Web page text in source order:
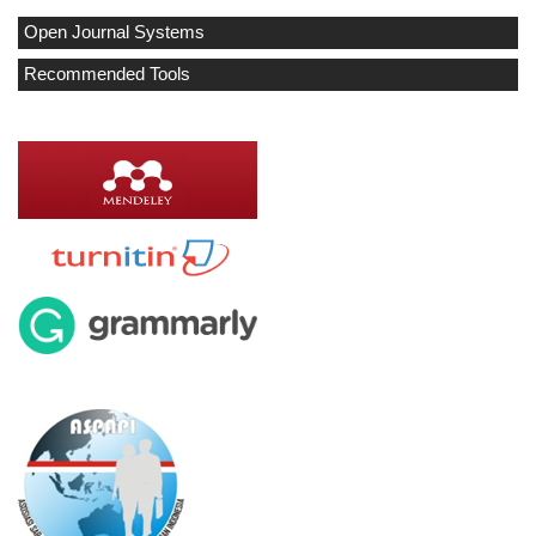
Open Journal Systems
Recommended Tools